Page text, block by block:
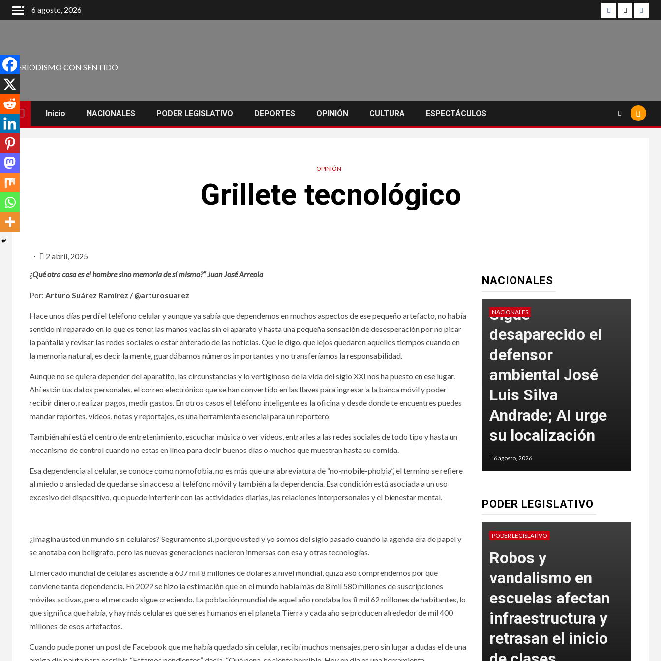
6 agosto, 2026
PERIODISMO CON SENTIDO
Inicio NACIONALES PODER LEGISLATIVO DEPORTES OPINIÓN CULTURA ESPECTÁCULOS
OPINIÓN
Grillete tecnológico
2 abril, 2025
¿Qué otra cosa es el hombresino memoria de sí mismo?” Juan José Arreola
Por: Arturo Suárez Ramírez / @arturosuarez
Hace unos días perdí el teléfono celular y aunque ya sabía que dependemos en muchos aspectos de ese pequeño artefacto, no había
sentido ni reparado en lo que es tener las manos vacías sin el aparato y hasta una pequeña sensación de desesperación por no picar
la pantalla y revisar las redes sociales o estar enterado de las noticias. Que le digo, que lejos quedaron aquellos tiempos cuando en
la memoria natural, es decir la mente, guardábamos números importantes y no transferíamos la responsabilidad.
Aunque no se quiera depender del aparatito, las circunstancias y lo vertiginoso de la vida del siglo XXI nos ha puesto en ese lugar.
Ahí están tus datos personales, el correo electrónico que se han convertido en las llaves para ingresar a la banca móvil y poder
recibir dinero, realizar pagos, medir gastos. En otros casos el teléfono inteligente es la oficina y desde donde te encuentres puedes
mandar reportes, videos, notas y reportajes, es una herramienta esencial para un reportero.
También ahí está el centro de entretenimiento, escuchar música o ver videos, entrarles a las redes sociales de todo tipo y hasta un
mecanismo de control cuando no estas en línea para decir buenos días o muchos que muestran hasta su comida.
Esa dependencia al celular, se conoce como nomofobia, no es más que una abreviatura de “no-mobile-phobia”, el termino se refiere
al miedo o ansiedad de quedarse sin acceso al teléfono móvil y también a la dependencia. Esa condición está asociada a un uso
excesivo del dispositivo, que puede interferir con las actividades diarias, las relaciones interpersonales y el bienestar mental.
¿Imagina usted un mundo sin celulares? Seguramente sí, porque usted y yo somos del siglo pasado cuando la agenda era de papel y
se anotaba con bolígrafo, pero las nuevas generaciones nacieron inmersas con esa y otras tecnologías.
El mercado mundial de celulares asciende a 607 mil 8 millones de dólares a nivel mundial, quizá asó comprendemos por qué
conviene tanta dependencia. En 2022 se hizo la estimación que en el mundo había más de 8 mil 580 millones de suscripciones
móviles activas, pero el mercado sigue creciendo. La población mundial de aquel año rondaba los 8 mil 62 millones de habitantes, lo
que significa que había, y hay más celulares que seres humanos en el planeta Tierra y cada año se producen alrededor de mil 400
millones de esos artefactos.
Cuando pude poner un post de Facebook que me había quedado sin celular, recibí muchos mensajes, pero sin lugar a dudas el de una
NACIONALES
NACIONALES
Aseguran más de
4 toneladas de
cocaína en costas
de Chiapas y
Oaxaca
NACIONALES
Secretaría de
Salud confirma 33
ciclosporiasis
NACIONALES
Sigue
desaparecido el
defensor
ambiental José
Luis Silva
Andrade; AI urge
su localización
6 agosto, 2026
PODER LEGISLATIVO
PODER LEGISLATIVO
Senado reconoce
seis décadas de
trayectoria de La
PODER LEGISLATIVO
Entre huachicol,
censura y culpas,
el Congreso
convirtió la
PODER LEGISLATIVO
Robos y
vandalismo en
escuelas afectan
infraestructura y
retrasan el inicio